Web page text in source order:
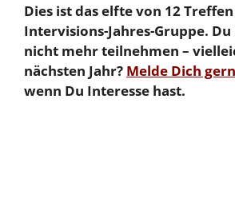
Dies ist das elfte von 12
Intervisions-Jahres-Gruppe.
nicht mehr teilnehmen –
nächsten Jahr? Melde Dich
wenn Du Interesse hast.